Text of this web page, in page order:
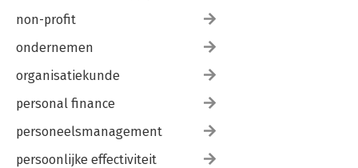
non-profit
ondernemen
organisatiekunde
personal finance
personeelsmanagement
persoonlijke effectiviteit